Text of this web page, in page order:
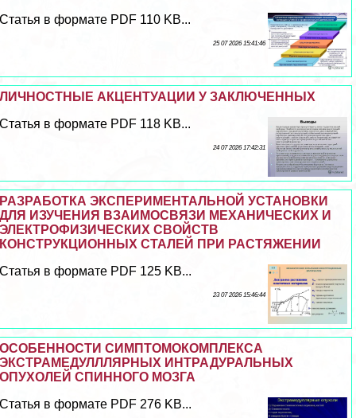
Статья в формате PDF 110 KB...
25 07 2026 15:41:46
ЛИЧНОСТНЫЕ АКЦЕНТУАЦИИ У ЗАКЛЮЧЕННЫХ
Статья в формате PDF 118 KB...
24 07 2026 17:42:31
РАЗРАБОТКА ЭКСПЕРИМЕНТАЛЬНОЙ УСТАНОВКИ
ДЛЯ ИЗУЧЕНИЯ ВЗАИМОСВЯЗИ МЕХАНИЧЕСКИХ И
ЭЛЕКТРОФИЗИЧЕСКИХ СВОЙСТВ
КОНСТРУКЦИОННЫХ СТАЛЕЙ ПРИ РАСТЯЖЕНИИ
Статья в формате PDF 125 KB...
23 07 2026 15:46:44
ОСОБЕННОСТИ СИМПТОМОКОМПЛЕКСА
ЭКСТРАМЕДУЛЛЛЯРНЫХ ИНТРАДУРАЛЬНЫХ
ОПУХОЛЕЙ СПИННОГО МОЗГА
Статья в формате PDF 276 KB...